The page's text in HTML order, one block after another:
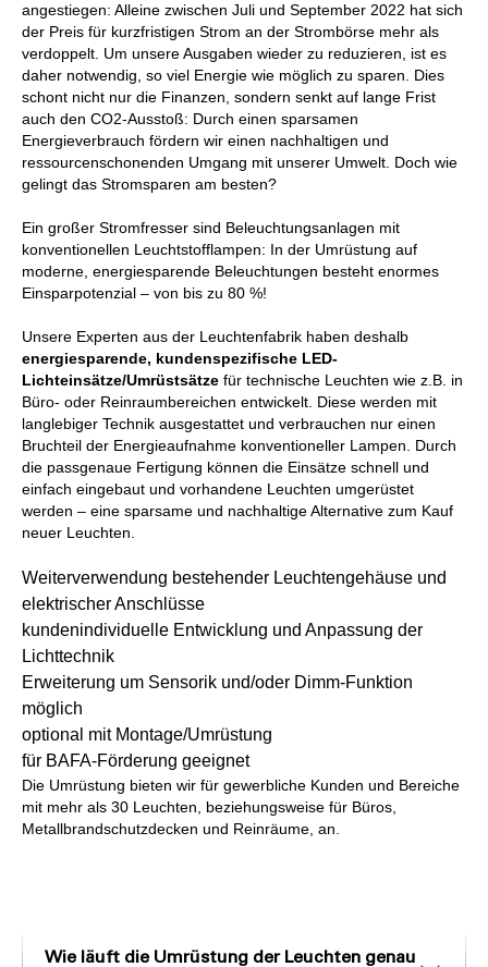
angestiegen: Alleine zwischen Juli und September 2022 hat sich
der Preis für kurzfristigen Strom an der Strombörse mehr als
verdoppelt. Um unsere Ausgaben wieder zu reduzieren, ist es
daher notwendig, so viel Energie wie möglich zu sparen. Dies
schont nicht nur die Finanzen, sondern senkt auf lange Frist
auch den CO2-Ausstoß: Durch einen sparsamen
Energieverbrauch fördern wir einen nachhaltigen und
ressourcenschonenden Umgang mit unserer Umwelt. Doch wie
gelingt das Stromsparen am besten?
Ein großer Stromfresser sind Beleuchtungsanlagen mit
konventionellen Leuchtstofflampen: In der Umrüstung auf
moderne, energiesparende Beleuchtungen besteht enormes
Einsparpotenzial – von bis zu 80 %!
Unsere Experten aus der Leuchtenfabrik haben deshalb
energiesparende, kundenspezifische LED-
Lichteinsätze/Umrüstsätze für technische Leuchten wie z.B. in
Büro- oder Reinraumbereichen entwickelt. Diese werden mit
langlebiger Technik ausgestattet und verbrauchen nur einen
Bruchteil der Energieaufnahme konventioneller Lampen. Durch
die passgenaue Fertigung können die Einsätze schnell und
einfach eingebaut und vorhandene Leuchten umgerüstet
werden – eine sparsame und nachhaltige Alternative zum Kauf
neuer Leuchten.
Weiterverwendung bestehender Leuchtengehäuse und
elektrischer Anschlüsse
kundenindividuelle Entwicklung und Anpassung der
Lichttechnik
Erweiterung um Sensorik und/oder Dimm-Funktion
möglich
optional mit Montage/Umrüstung
für BAFA-Förderung geeignet
Die Umrüstung bieten wir für gewerbliche Kunden und Bereiche
mit mehr als 30 Leuchten, beziehungsweise für Büros,
Metallbrandschutzdecken und Reinräume, an.
Wie läuft die Umrüstung der Leuchten genau